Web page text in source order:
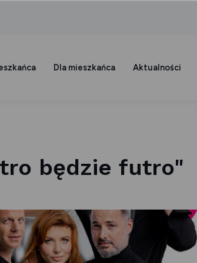
Dla mieszkańca Aktualności
będzie futro"